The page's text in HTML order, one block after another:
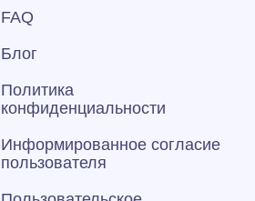
FAQ
Блог
Политика
конфиденциальности
Информированное согласие
пользователя